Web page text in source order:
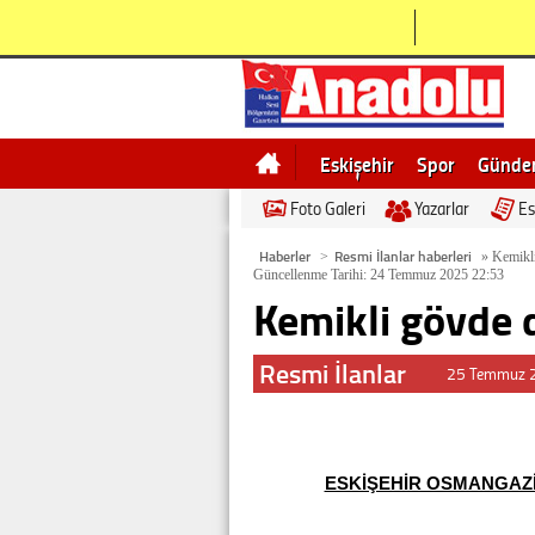
Eskişehir Spor
Bilecik
Ne demek
Foto Galeri Yazarlar
Haberler > Resmi İlanlar haberleri » Kemikli
Güncellenme Tarihi: 24 Temmuz 2025 22:53
Kemikli gövde
Resmi İlanlar 25 Temmuz
ESKİŞEHİR